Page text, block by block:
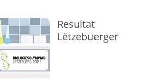
Resultat
Lëtzebuerger